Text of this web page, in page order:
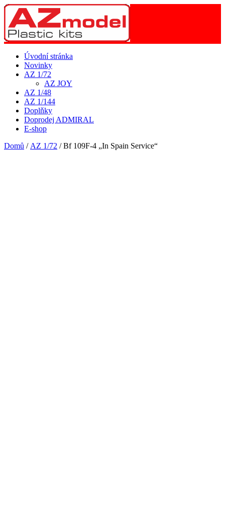
Úvodní stránka
Novinky
AZ 1/72
AZ JOY
AZ 1/48
AZ 1/144
Doplňky
Doprodej ADMIRAL
E-shop
Domů / AZ 1/72 / Bf 109F-4 „In Spain Service“